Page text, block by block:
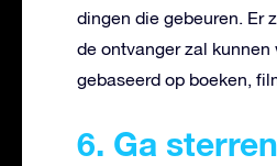
dingen die gebeuren. Er
de ontvanger zal
gebaseerd op boeken,
6. Ga